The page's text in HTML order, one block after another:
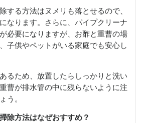
する方法はヌメリも落とせるので、
なります。さらに、パイプクリーナ
必要になりますが、お酢と重曹の場
子供やペットがいる家庭でも安心し
るため、放置したらしっかりと洗い
曹が排水管の中に残らないように注
う。
除方法はなぜおすすめ？